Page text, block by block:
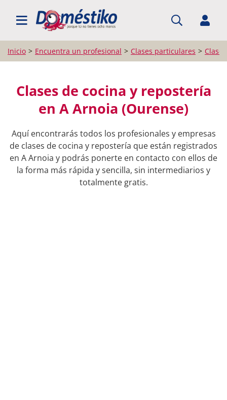
BUSCAR PROFESIONALES
Inicio Encuentra un profesional Clases particulares
Clases de cocina y repostería
en A Arnoia (Ourense)
Aquí encontrarás todos los profesionales y empresas
de clases de cocina y repostería que están registrados
en A Arnoia y podrás ponerte en contacto con ellos de
la forma más rápida y sencilla, sin intermediarios y
totalmente gratis.